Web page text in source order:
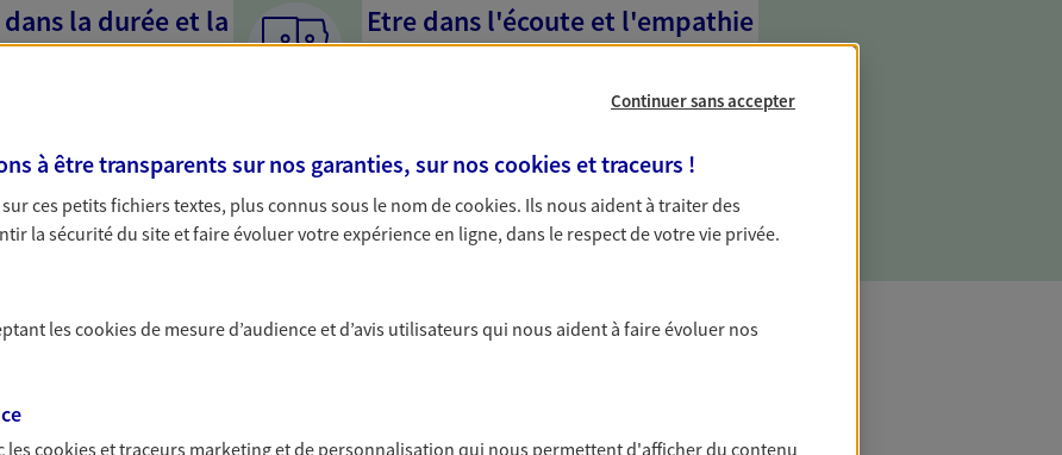
la durée et la
en apprenant à vous
Etre dans l'écoute et l'empathie
mandataires mettent l'empathie au cœur de leurs échanges
en cas de difficultés.
Continuer sans accepter
à être transparents sur nos garanties, sur nos cookies et traceurs !
ces petits fichiers textes, plus connus sous le nom decookies. Ils nous aident à traiter des
la sécurité du site et faire évoluer votre expérience en ligne, dans le respect de votre vie privée.
lescookiesde mesure d’audience et d’avis utilisateurs qui nous aident à faire évoluer nos
lescookies et traceurs marketing et de personnalisation qui nous permettent d'afficher du contenu